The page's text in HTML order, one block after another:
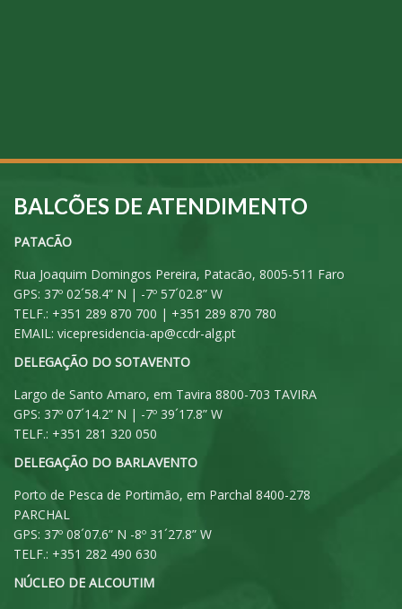
BALCÕES DE ATENDIMENTO
PATACÃO
Rua Joaquim Domingos Pereira, Patacão, 8005-511 Faro
GPS: 37º 02´58.4” N | -7º 57´02.8” W
TELF.: +351 289 870 700 | +351 289 870 780
EMAIL: vicepresidencia-ap@ccdr-alg.pt
DELEGAÇÃO DO SOTAVENTO
Largo de Santo Amaro, em Tavira 8800-703 TAVIRA
GPS: 37º 07´14.2” N | -7º 39´17.8” W
TELF.: +351 281 320 050
DELEGAÇÃO DO BARLAVENTO
Porto de Pesca de Portimão, em Parchal 8400-278
PARCHAL
GPS: 37º 08´07.6” N -8º 31´27.8” W
TELF.: +351 282 490 630
NÚCLEO DE ALCOUTIM